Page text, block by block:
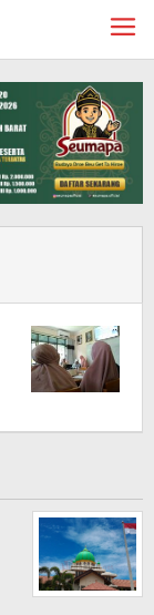
oleh